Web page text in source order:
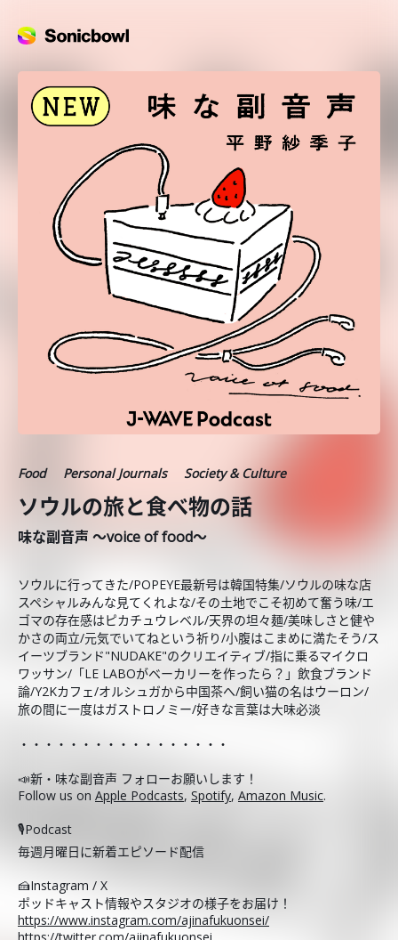
Food Personal Journals Society & Culture
ソウルの旅と食べ物の話
味な副音声 ～voice of food～
ソウルに行ってきた/POPEYE最新号は韓国特集/ソウルの味な店
スペシャルみんな見てくれよな/その土地でこそ初めて奮う味/エ
ゴマの存在感はピカチュウレベル/天界の坦々麺/美味しさと健や
かさの両立/元気でいてねという祈り/小腹はこまめに満たそう/ス
イーツブランド"NUDAKE"のクリエイティブ/指に乗るマイクロ
ワッサン/「LE LABOがベーカリーを作ったら？」飲食ブランド
論/Y2Kカフェ/オルシュガから中国茶へ/飼い猫の名はウーロン/
旅の間に一度はガストロノミー/好きな言葉は大味必淡
・・・・・・・・・・・・・・・・・
📣新・味な副音声 フォローお願いします！
Follow us on Apple Podcasts, Spotify, Amazon Music.
🎙️Podcast
毎週月曜日に新着エピソード配信
🍰Instagram / X
ポッドキャスト情報やスタジオの様子をお届け！
https://www.instagram.com/ajinafukuonsei/